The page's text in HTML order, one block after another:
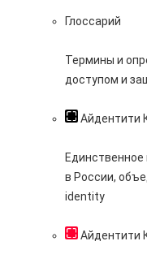
Глоссарий
Термины и
доступом и
Айдентити
в России,
identity
Айдентити